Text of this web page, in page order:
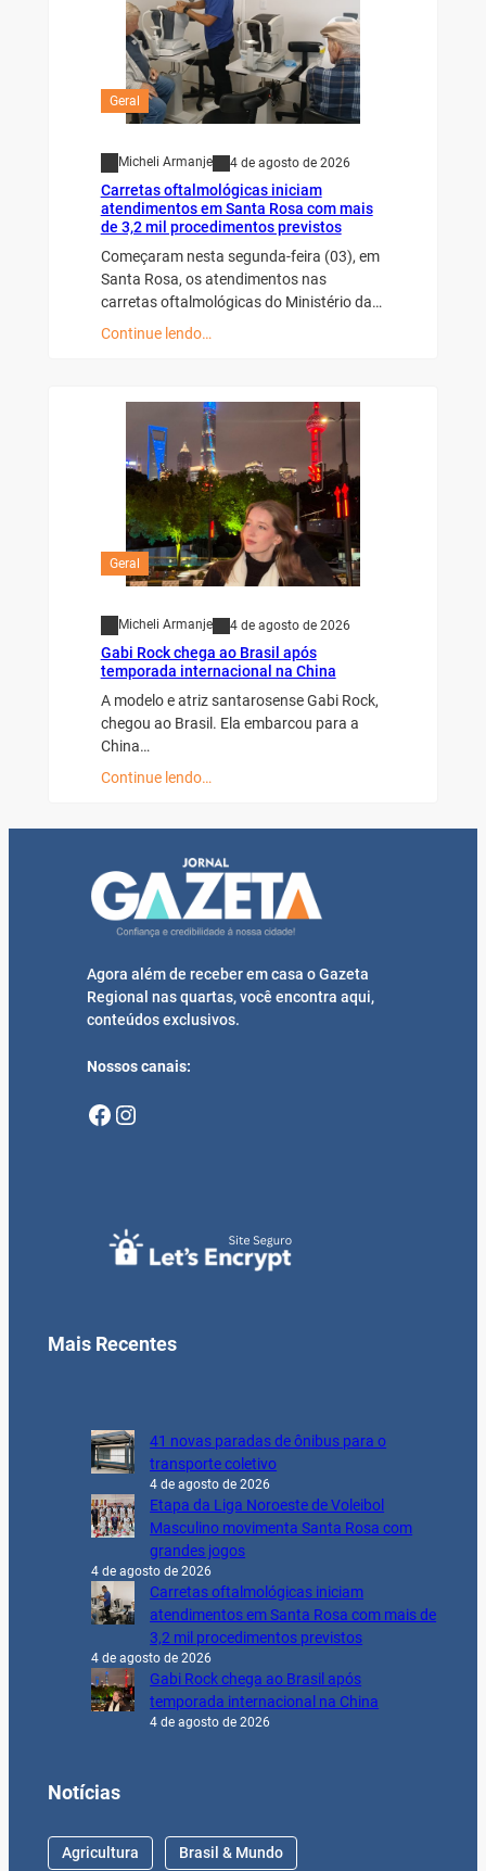
Geral
Micheli Armanje 4 de agosto de 2026
Carretas oftalmológicas iniciam
atendimentos em Santa Rosa com mais
de 3,2 mil procedimentos previstos
Começaram nesta segunda-feira (03), em
Santa Rosa, os atendimentos nas
carretas oftalmológicas do Ministério da…
Continue lendo…
Geral
Micheli Armanje 4 de agosto de 2026
Gabi Rock chega ao Brasil após
temporada internacional na China
A modelo e atriz santarosense Gabi Rock,
chegou ao Brasil. Ela embarcou para a
China…
Continue lendo…
Agora além de receber em casa o Gazeta
Regional nas quartas, você encontra aqui,
conteúdos exclusivos.
Nossos canais:
Facebook Instagram
Mais Recentes
41 novas paradas de ônibus para o
transporte coletivo
4 de agosto de 2026
Etapa da Liga Noroeste de Voleibol
Masculino movimenta Santa Rosa com
grandes jogos
4 de agosto de 2026
Carretas oftalmológicas iniciam
atendimentos em Santa Rosa com mais de
3,2 mil procedimentos previstos
4 de agosto de 2026
Gabi Rock chega ao Brasil após
temporada internacional na China
4 de agosto de 2026
Notícias
Agricultura Brasil & Mundo